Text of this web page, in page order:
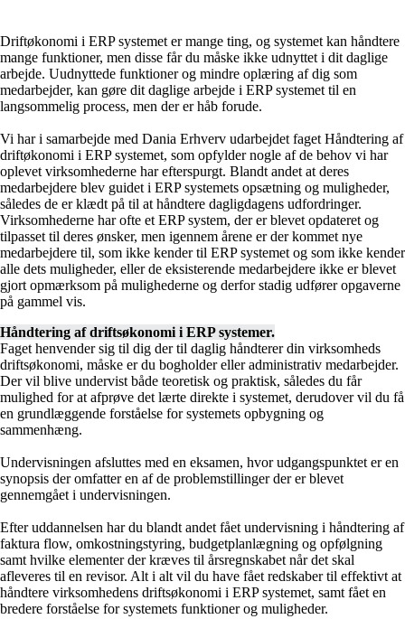
Driftøkonomi i ERP systemet er mange ting, og systemet kan håndtere
mange funktioner, men disse får du måske ikke udnyttet i dit daglige
arbejde. Uudnyttede funktioner og mindre oplæring af dig som
medarbejder, kan gøre dit daglige arbejde i ERP systemet til en
langsommelig process, men der er håb forude.
Vi har i samarbejde med Dania Erhverv udarbejdet faget Håndtering af
driftøkonomi i ERP systemet, som opfylder nogle af de behov vi har
oplevet virksomhederne har efterspurgt. Blandt andet at deres
medarbejdere blev guidet i ERP systemets opsætning og muligheder,
således de er klædt på til at håndtere dagligdagens udfordringer.
Virksomhederne har ofte et ERP system, der er blevet opdateret og
tilpasset til deres ønsker, men igennem årene er der kommet nye
medarbejdere til, som ikke kender til ERP systemet og som ikke kender
alle dets muligheder, eller de eksisterende medarbejdere ikke er blevet
gjort opmærksom på mulighederne og derfor stadig udfører opgaverne
på gammel vis.
Håndtering af driftsøkonomi i ERP systemer.
Faget henvender sig til dig der til daglig håndterer din virksomheds
driftsøkonomi, måske er du bogholder eller administrativ medarbejder.
Der vil blive undervist både teoretisk og praktisk, således du får
mulighed for at afprøve det lærte direkte i systemet, derudover vil du få
en grundlæggende forståelse for systemets opbygning og
sammenhæng.
Undervisningen afsluttes med en eksamen, hvor udgangspunktet er en
synopsis der omfatter en af de problemstillinger der er blevet
gennemgået i undervisningen.
Efter uddannelsen har du blandt andet fået undervisning i håndtering af
faktura flow, omkostningstyring, budgetplanlægning og opfølgning
samt hvilke elementer der kræves til årsregnskabet når det skal
afleveres til en revisor. Alt i alt vil du have fået redskaber til effektivt at
håndtere virksomhedens driftsøkonomi i ERP systemet, samt fået en
bredere forståelse for systemets funktioner og muligheder.